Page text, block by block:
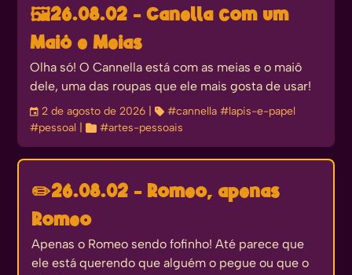
🖼️26.08.02 - Canella com um
Maiô e Meias
Olha só! O Cannella está com as meias e o maiô
dele, uma das roupas que ele mais gosta de usar!
󰃭2 de agosto de 2026 | #cannella #lapis-e-papel
#pessoal
| #artes-pessoais
✏️26.08.02 - Romeo, apenas
Romeo
Apenas o Romeo sendo fofinho! Até parece que
ele está querendo que alguém o pegue ou que o